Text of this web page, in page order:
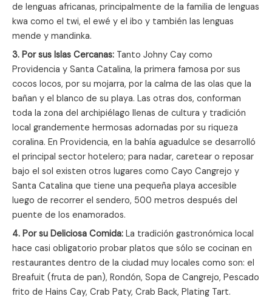
de lenguas africanas, principalmente de la familia de lenguas
kwa como el twi, el ewé y el ibo y también las lenguas
mende y mandinka.
3. Por sus Islas Cercanas: Tanto Johny Cay como
Providencia y Santa Catalina, la primera famosa por sus
cocos locos, por su mojarra, por la calma de las olas que la
bañan y el blanco de su playa. Las otras dos, conforman
toda la zona del archipiélago llenas de cultura y tradición
local grandemente hermosas adornadas por su riqueza
coralina. En Providencia, en la bahía aguadulce se desarrolló
el principal sector hotelero; para nadar, caretear o reposar
bajo el sol existen otros lugares como Cayo Cangrejo y
Santa Catalina que tiene una pequeña playa accesible
luego de recorrer el sendero, 500 metros después del
puente de los enamorados.
4. Por su Deliciosa Comida: La tradición gastronómica local
hace casi obligatorio probar platos que sólo se cocinan en
restaurantes dentro de la ciudad muy locales como son: el
Breafuit (fruta de pan), Rondón, Sopa de Cangrejo, Pescado
frito de Hains Cay, Crab Paty, Crab Back, Plating Tart.